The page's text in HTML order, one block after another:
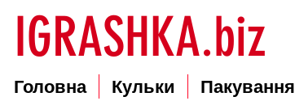
IGRASHKA.biz
Головна Кульки Пакування